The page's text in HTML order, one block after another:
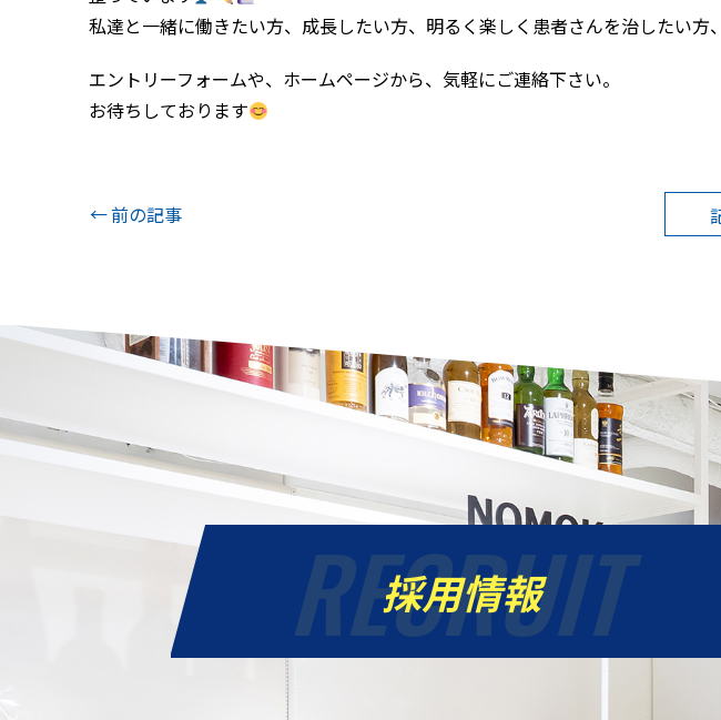
私達と一緒に働きたい方、成長したい方、明るく楽しく患者さんを治したい
エントリーフォームや、ホームページから、気軽にご連絡下さい。
お待ちしております
前の記事
RECRUIT
採用情報